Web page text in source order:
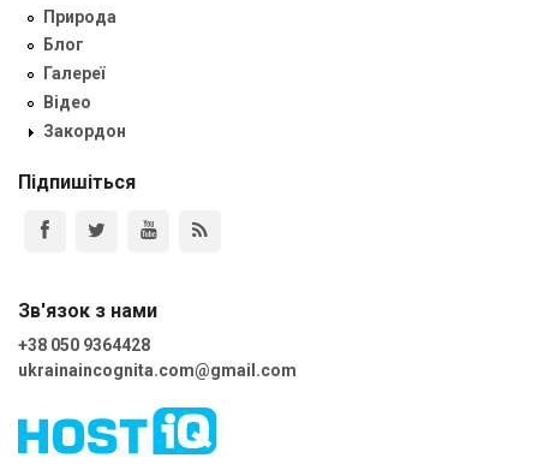
Природа
Блог
Галереї
Відео
Закордон
Підпишіться
Зв'язок з нами
+38 050 9364428
ukrainaincognita.com@gmail.com